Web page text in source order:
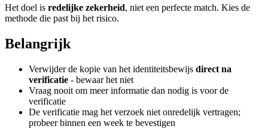
Het doel is redelijke zekerheid, niet een perfecte match. Kies de
methode die past bij het risico.
Belangrijk
Verwijder de kopie van het identiteitsbewijs direct na
verificatie - bewaar het niet
Vraag nooit om meer informatie dan nodig is voor de
verificatie
De verificatie mag het verzoek niet onredelijk vertragen;
probeer binnen een week te bevestigen